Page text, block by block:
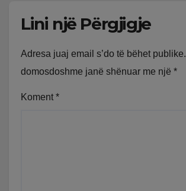
Lini një Përgjigje
Adresa juaj email s’do të bëhet publike.
domosdoshme janë shënuar me një *
Koment *